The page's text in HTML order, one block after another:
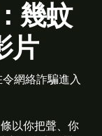
幾蚊
片
網絡詐騙進入
以你把聲、你